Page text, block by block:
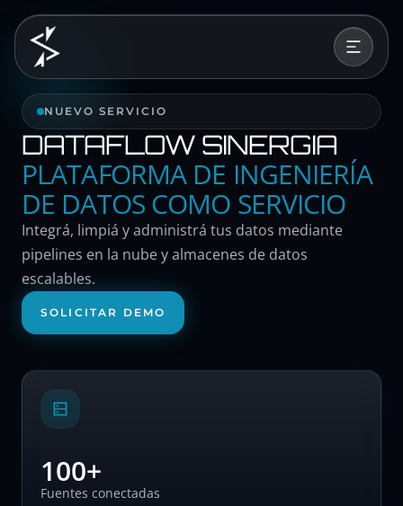
NUEVO SERVICIO
DATAFLOW SINERGIA
PLATAFORMA DE INGENIERÍA
DE DATOS COMO SERVICIO
Integrá, limpiá y administrá tus datos mediante
pipelines en la nube y almacenes de datos
escalables.
SOLICITAR DEMO
100+
Fuentes conectadas